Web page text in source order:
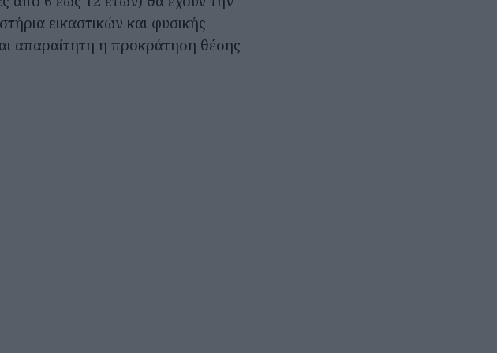
εικαστικών και φυσικής
απαραίτητη η προκράτηση θέσης